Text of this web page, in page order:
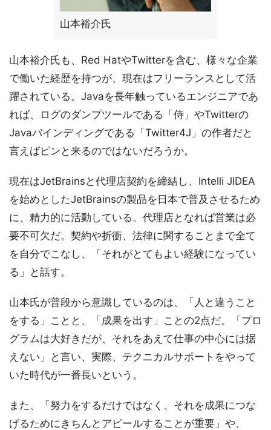
山本裕介氏
山本裕介氏も、Red HatやTwitterを含む、様々な企業
で働いた経歴を持つが、現在はフリーランスとして活
躍されている。Javaを長年触っているエンジニアであ
れば、ログのダンプツールである「侍」やTwitterの
Javaバインディングである「Twitter4J」の作者だと
言えばピンと来るのではないだろうか。
現在はJetBrainsと代理店契約を締結し、Intelli JIDEA
を始めとしたJetBrainsの製品を日本で普及させるため
に、精力的に活動している。代理店となれば営業は必
要不可欠だ。契約や折衝、法律に関することまで全て
を自分でこなし、「それがとてもよい経験になってい
る」と話す。
山本氏が普段から意識しているのは、「人と違うこと
をする」ことと、「成果を出す」ことの2点だ。「プロ
グラムは大好きだが、それをあえて仕事の中心には据
えない」と言い、実際、テクニカルサポートをやって
いた時代が一番長いという。
また、「努力をするだけではなく、それを成果につな
げるためにきちんとアピールすることが重要」や、